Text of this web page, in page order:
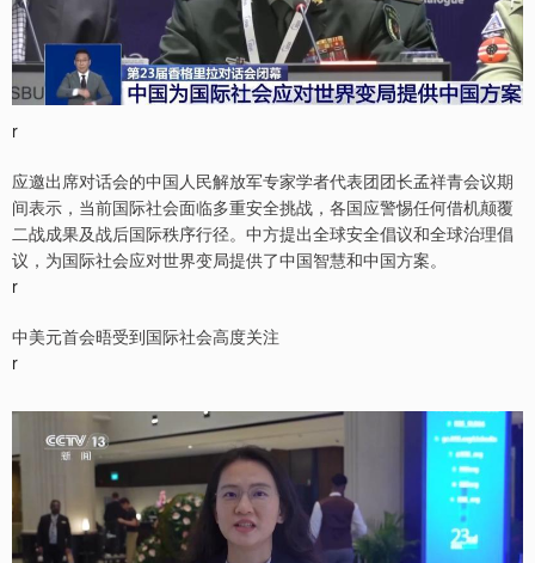
r
应邀出席对话会的中国人民解放军专家学者代表团团长孟祥青会议期
间表示，当前国际社会面临多重安全挑战，各国应警惕任何借机颠覆
二战成果及战后国际秩序行径。中方提出全球安全倡议和全球治理倡
议，为国际社会应对世界变局提供了中国智慧和中国方案。
r
中美元首会晤受到国际社会高度关注
r